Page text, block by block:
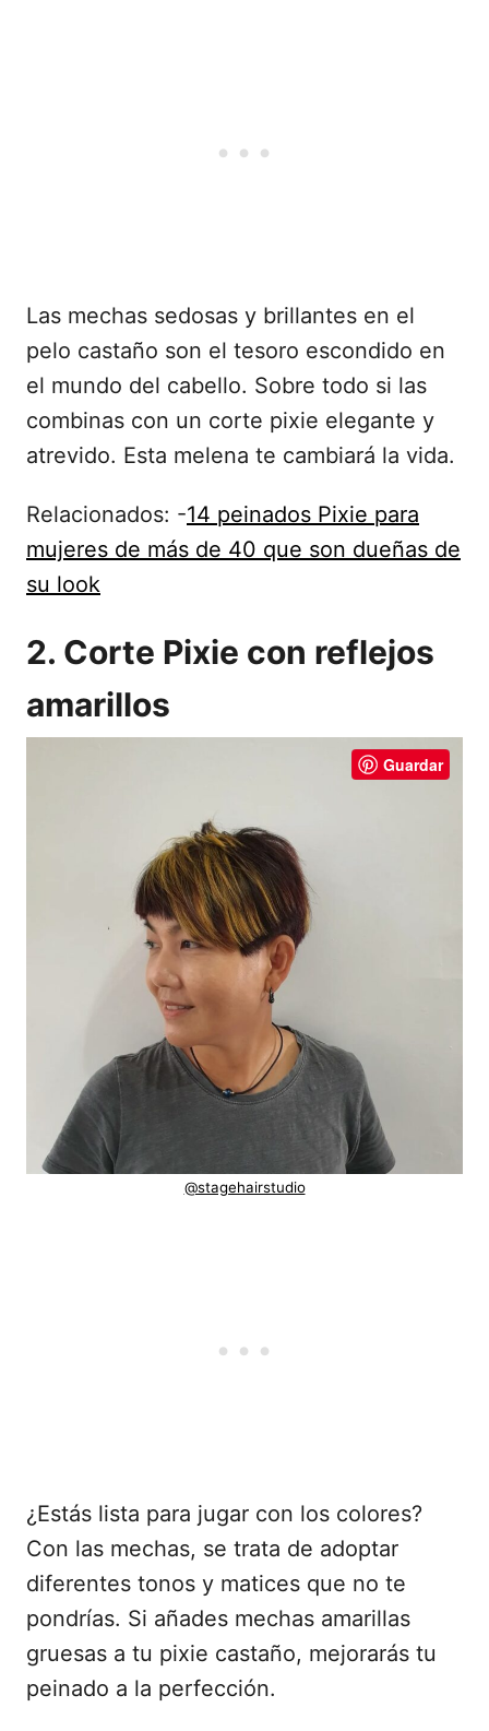
Las mechas sedosas y brillantes en el
pelo castaño son el tesoro escondido en
el mundo del cabello. Sobre todo si las
combinas con un corte pixie elegante y
atrevido. Esta melena te cambiará la vida.
Relacionados: -14 peinados Pixie para
mujeres de más de 40 que son dueñas de
su look
2. Corte Pixie con reflejos
amarillos
Guardar
@stagehairstudio
¿Estás lista para jugar con los colores?
Con las mechas, se trata de adoptar
diferentes tonos y matices que no te
pondrías. Si añades mechas amarillas
gruesas a tu pixie castaño, mejorarás tu
peinado a la perfección.